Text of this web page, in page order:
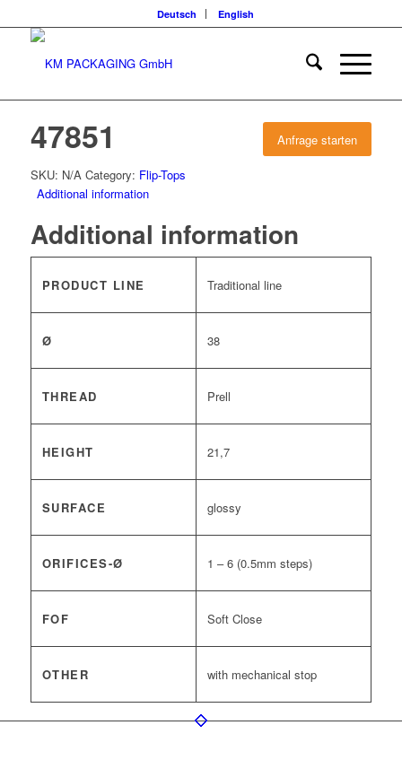
Deutsch English
Anfrage starten
47851
SKU: N/A Category: Flip-Tops
Additional information
Additional information
PRODUCT LINE Traditional line
Ø 38
THREAD Prell
HEIGHT 21,7
SURFACE glossy
ORIFICES-Ø 1 – 6 (0.5mm steps)
FOF Soft Close
OTHER with mechanical stop